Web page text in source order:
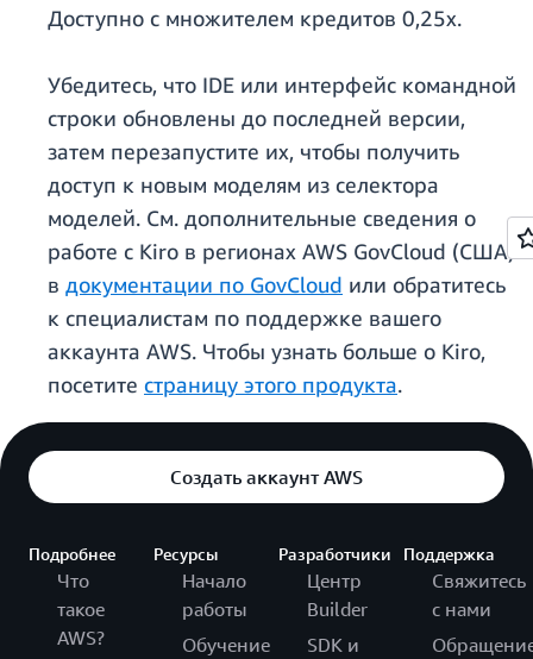
Доступно с множителем кредитов 0,25x.
Убедитесь, что IDE или интерфейс командной
строки обновлены до последней версии,
затем перезапустите их, чтобы получить
доступ к новым моделям из селектора
моделей. См. дополнительные сведения о
работе с Kiro в регионах AWS GovCloud (США)
в документации по GovCloud или обратитесь
к специалистам по поддержке вашего
аккаунта AWS. Чтобы узнать больше о Kiro,
посетите страницу этого продукта.
Создать аккаунт AWS
Подробнее
Что
такое
AWS?
Ресурсы
Начало
работы
Обучение
Разработчики
Центр
Builder
SDK и
Поддержка
Свяжитесь
с нами